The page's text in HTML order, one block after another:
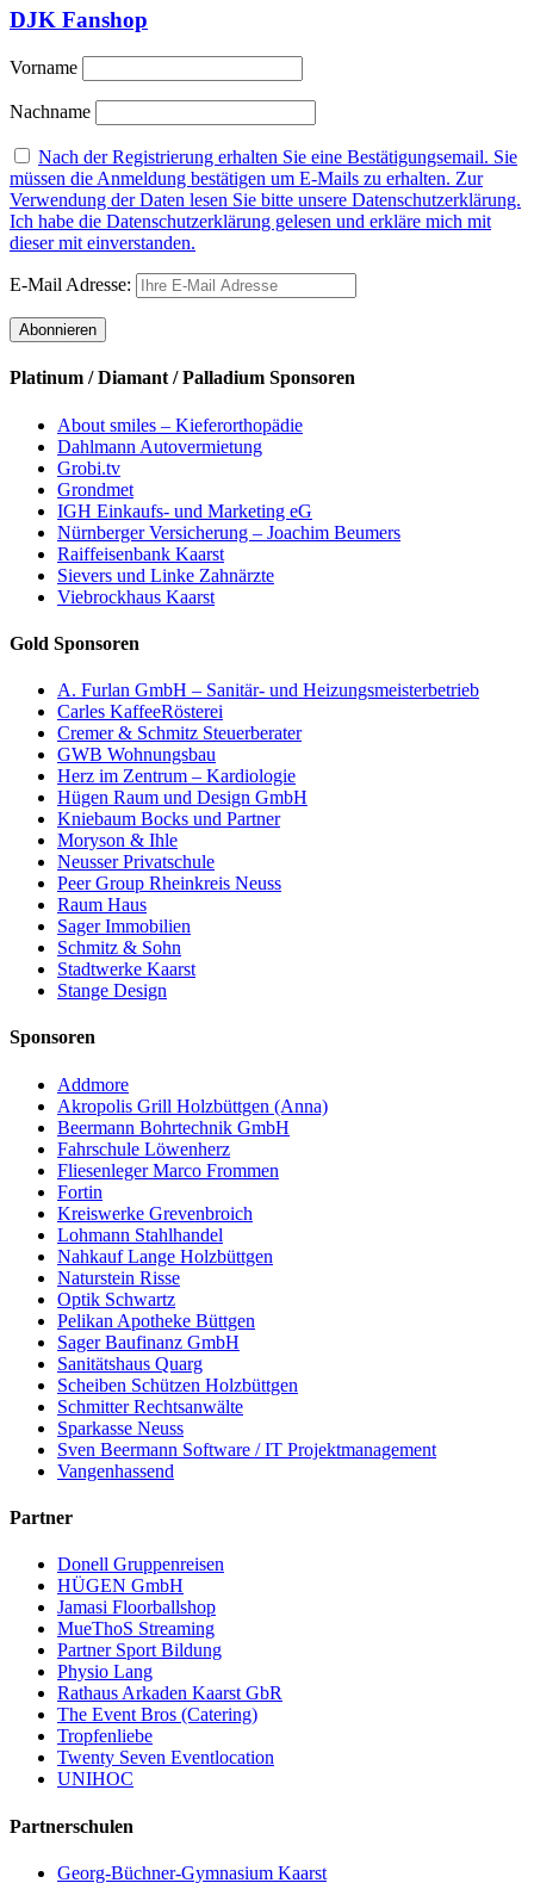
DJK Fanshop
Vorname
Nachname
Nach der Registrierung erhalten Sie eine Bestätigungsemail. Sie
müssen die Anmeldung bestätigen um E-Mails zu erhalten. Zur
Verwendung der Daten lesen Sie bitte unsere Datenschutzerklärung.
Ich habe die Datenschutzerklärung gelesen und erkläre mich mit
dieser mit einverstanden.
E-Mail Adresse:
Platinum / Diamant / Palladium Sponsoren
About smiles – Kieferorthopädie
Dahlmann Autovermietung
Grobi.tv
Grondmet
IGH Einkaufs- und Marketing eG
Nürnberger Versicherung – Joachim Beumers
Raiffeisenbank Kaarst
Sievers und Linke Zahnärzte
Viebrockhaus Kaarst
Gold Sponsoren
A. Furlan GmbH – Sanitär- und Heizungsmeisterbetrieb
Carles KaffeeRösterei
Cremer & Schmitz Steuerberater
GWB Wohnungsbau
Herz im Zentrum – Kardiologie
Hügen Raum und Design GmbH
Kniebaum Bocks und Partner
Moryson & Ihle
Neusser Privatschule
Peer Group Rheinkreis Neuss
Raum Haus
Sager Immobilien
Schmitz & Sohn
Stadtwerke Kaarst
Stange Design
Sponsoren
Addmore
Akropolis Grill Holzbüttgen (Anna)
Beermann Bohrtechnik GmbH
Fahrschule Löwenherz
Fliesenleger Marco Frommen
Fortin
Kreiswerke Grevenbroich
Lohmann Stahlhandel
Nahkauf Lange Holzbüttgen
Naturstein Risse
Optik Schwartz
Pelikan Apotheke Büttgen
Sager Baufinanz GmbH
Sanitätshaus Quarg
Scheiben Schützen Holzbüttgen
Schmitter Rechtsanwälte
Sparkasse Neuss
Sven Beermann Software / IT Projektmanagement
Vangenhassend
Partner
Donell Gruppenreisen
HÜGEN GmbH
Jamasi Floorballshop
MueThoS Streaming
Partner Sport Bildung
Physio Lang
Rathaus Arkaden Kaarst GbR
The Event Bros (Catering)
Tropfenliebe
Twenty Seven Eventlocation
UNIHOC
Partnerschulen
Georg-Büchner-Gymnasium Kaarst